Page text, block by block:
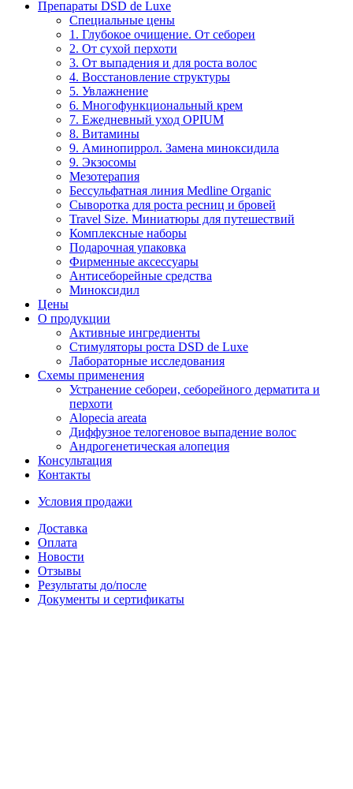
Препараты DSD de Luxe
Специальные цены
1. Глубокое очищение. От себореи
2. От сухой перхоти
3. От выпадения и для роста волос
4. Восстановление структуры
5. Увлажнение
6. Многофункциональный крем
7. Ежедневный уход OPIUM
8. Витамины
9. Аминопиррол. Замена миноксидила
9. Экзосомы
Мезотерапия
Бессульфатная линия Medline Organic
Сыворотка для роста ресниц и бровей
Travel Size. Миниатюры для путешествий
Комплексные наборы
Подарочная упаковка
Фирменные аксессуары
Антисеборейные средства
Миноксидил
Цены
О продукции
Активные ингредиенты
Стимуляторы роста DSD de Luxe
Лабораторные исследования
Схемы применения
Устранение себореи, себорейного дерматита и
перхоти
Alopecia areata
Диффузное телогеновое выпадение волос
Андрогенетическая алопеция
Консультация
Контакты
Условия продажи
Доставка
Оплата
Новости
Отзывы
Результаты до/после
Документы и сертификаты